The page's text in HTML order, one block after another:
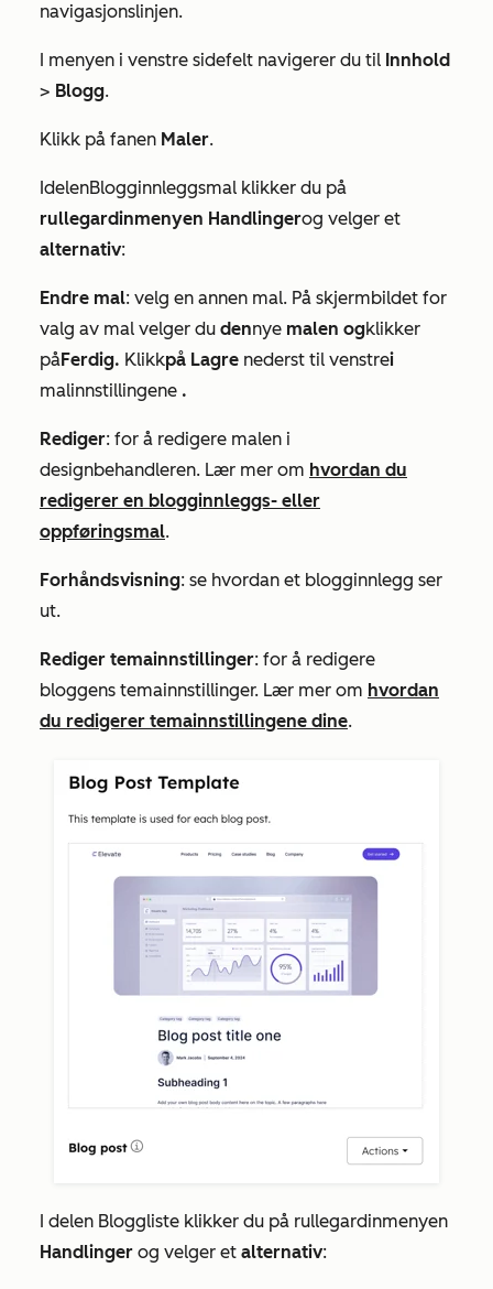
navigasjonslinjen.
I menyen i venstre sidefelt navigerer du til Innhold
> Blogg.
Klikk på fanen Maler.
delenBlogginnleggsmal klikker du på
rullegardinmenyen Handlingerog velger et
alternativ:
Endre mal: velg en annen mal. På skjermbildet for
valg av mal velger du dennye malen ogklikker
påFerdig. Klikkpå Lagre nederst til venstrei
malinnstillingene .
Rediger: for å redigere malen i
designbehandleren. Lær mer om hvordan du
redigerer en blogginnleggs- eller
oppføringsmal.
Forhåndsvisning: se hvordan et blogginnlegg ser
ut.
Rediger temainnstillinger: for å redigere
bloggens temainnstillinger. Lær mer om hvordan
du redigerer temainnstillingene dine.
I delen Bloggliste klikker du på rullegardinmenyen
Handlinger og velger et alternativ: